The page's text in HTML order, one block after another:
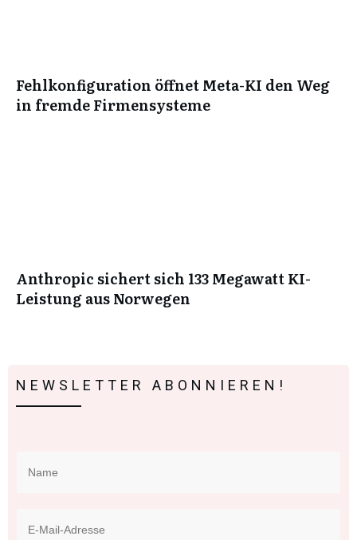
Fehlkonfiguration öffnet Meta-KI den Weg
in fremde Firmensysteme
Anthropic sichert sich 133 Megawatt KI-
Leistung aus Norwegen
NEWSLETTER ABONNIEREN!